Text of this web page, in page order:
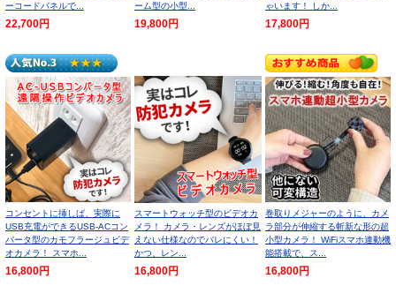
ーコードパネルで...
ーム型の小型...
ゃいます！ しか...
22,700円 19,800円 17,800円
コンセントに挿しば、実際に
USB充電ができるUSB-ACコン
バータ型のカモフラージュビデ
オカメラ！ スマホ...
スマートウォッチ型のビデオカ
メラ！ カメラ・レンズがほぼ見
えない仕様なのでバレにくい！
かつ、レン...
巻取りメジャーのように、カメ
ラ部分が伸縮する斬新な形の超
小型カメラ！ WiFiスマホ連動機
能搭載で、ス...
16,800円 16,800円 16,800円